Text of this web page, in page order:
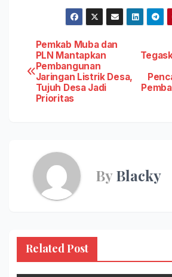
Post
navigation
Pemkab Muba dan
PLN Mantapkan
Pembangunan
Jaringan Listrik Desa,
Tujuh Desa Jadi
Prioritas
ByBlacky
Related Post